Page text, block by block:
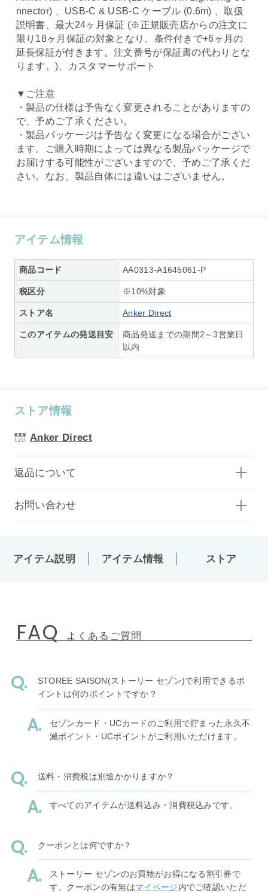
nnector) 、USB-C & USB-C ケーブル (0.6m) 、取扱
説明書、最大24ヶ月保証 (※正規販売店からの注文に
限り18ヶ月保証の対象となり、条件付きで+6ヶ月の
延長保証が付きます。注文番号が保証書の代わりとな
ります。)、カスタマーサポート
▼ご注意
・製品の仕様は予告なく変更されることがありますの
で、予めご了承ください。
・製品パッケージは予告なく変更になる場合がござい
ます。ご購入時期によっては異なる製品パッケージで
お届けする可能性がございますので、予めご了承くだ
さい。なお、製品自体には違いはございません。
アイテム情報
商品コード AA0313-A1645061-P
税区分 ※10%対象
ストア名 Anker Direct
このアイテムの発送目安
商品発送までの期間2～3営業日
以内
ストア情報
Anker Direct
返品について
お問い合わせ
アイテム説明 アイテム情報 ストア
FAQ よくあるご質問
STOREE SAISON(ストーリー セゾン)で利用できるポ
イントは何のポイントですか？
セゾンカード・UCカードのご利用で貯まった永久不
滅ポイント・UCポイントがご利用いただけます。
送料・消費税は別途かかりますか？
すべてのアイテムが送料込み・消費税込みです。
クーポンとは何ですか？
ストーリー セゾンのお買物がお得になる割引券で
す。クーポンの有無はマイページ内でご確認いただ